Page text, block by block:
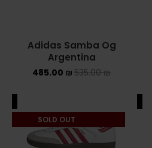
Adidas Samba Og
Argentina
535.00₪
485.00 ₪
SOLD OUT